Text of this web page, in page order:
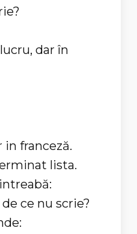
dar în
in franceză.
lista.
ce nu scrie?